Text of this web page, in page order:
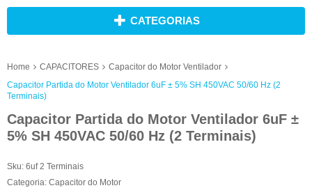
CATEGORIAS
Home CAPACITORES
Capacitor do Motor Ventilador
Capacitor Partida do Motor Ventilador 6uF ± 5% SH 450VAC 50/60 Hz (2
Terminais)
Capacitor Partida do Motor Ventilador 6uF ±
5% SH 450VAC 50/60 Hz (2 Terminais)
Sku: 6uf 2 Terminais
Categoria: Capacitor do Motor